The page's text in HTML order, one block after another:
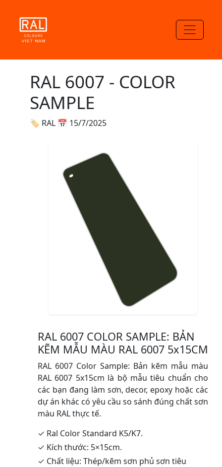
RAL 6007 - COLOR
SAMPLE
🏷 RAL 📅 15/7/2025
RAL 6007 COLOR SAMPLE: BẢN
KẼM MẪU MÀU RAL 6007 5x15CM
RAL 6007 Color Sample: Bản kẽm mẫu màu
RAL 6007 5x15cm là bộ mẫu tiêu chuẩn cho
các bạn đang làm sơn, decor, epoxy hoặc các
dự án khác có yêu cầu so sánh đúng chất sơn
màu RAL thực tế.
✓ Ral Color Standard K5/K7.
✓ Kích thước: 5×15cm.
✓ Chất liệu: Thép/kẽm sơn phủ sơn tiêu